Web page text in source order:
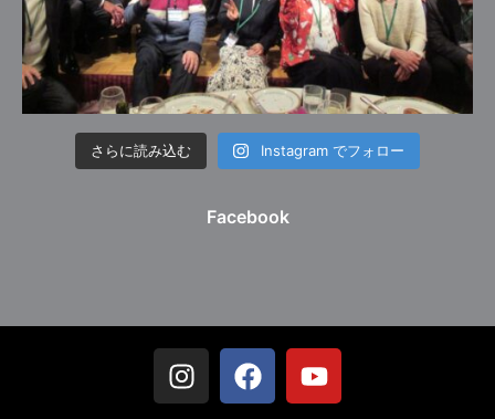
さらに読み込む Instagram でフォロー
Facebook